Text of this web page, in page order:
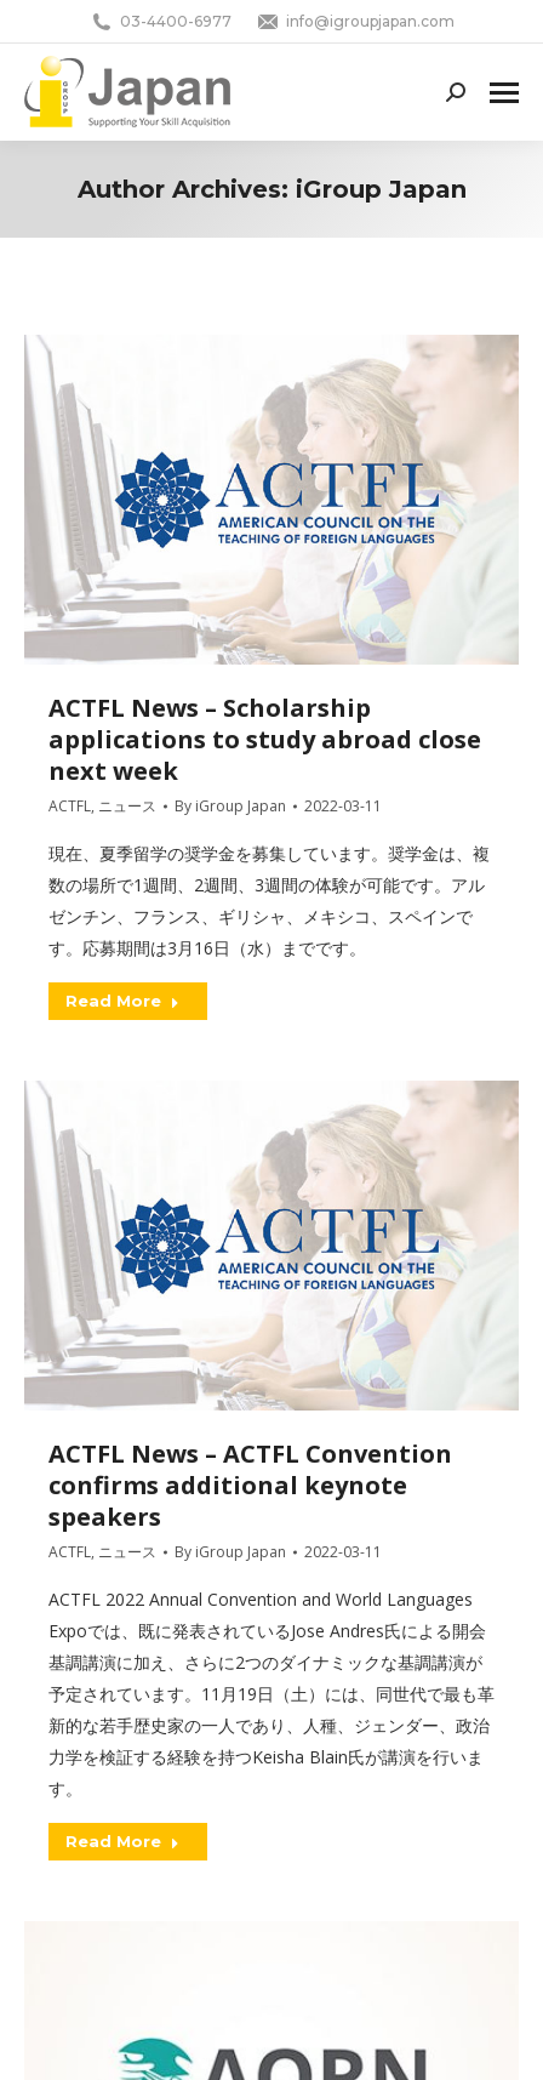
03-4400-6977 info@igroupjapan.com
Search:
Author Archives: iGroup Japan
ACTFL News – Scholarship
applications to study abroad close
next week
ACTFL, ニュース By iGroup Japan 2022-03-11
現在、夏季留学の奨学金を募集しています。奨学金は、複
数の場所で1週間、2週間、3週間の体験が可能です。アル
ゼンチン、フランス、ギリシャ、メキシコ、スペインで
す。応募期間は3月16日（水）までです。
Read More
ACTFL News – ACTFL Convention
confirms additional keynote
speakers
ACTFL, ニュース By iGroup Japan 2022-03-11
ACTFL 2022 Annual Convention and World Languages
Expoでは、既に発表されているJose Andres氏による開会
基調講演に加え、さらに2つのダイナミックな基調講演が
予定されています。11月19日（土）には、同世代で最も革
新的な若手歴史家の一人であり、人種、ジェンダー、政治
力学を検証する経験を持つKeisha Blain氏が講演を行いま
す。
Read More